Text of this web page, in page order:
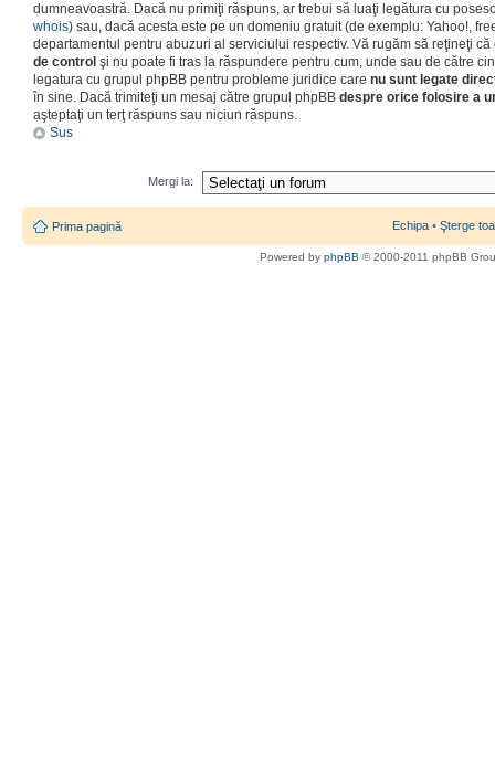
dumneavoastră. Dacă nu primiţi răspuns, ar trebui să luaţi legătura cu
whois) sau, dacă acesta este pe un domeniu gratuit (de exemplu: Yahoo!,
departamentul pentru abuzuri al serviciului respectiv. Vă rugăm să reţineţi
de control şi nu poate fi tras la răspundere pentru cum, unde sau de către
legatura cu grupul phpBB pentru probleme juridice care nu sunt legate
în sine. Dacă trimiteţi un mesaj către grupul phpBB despre orice folosire a
aşteptaţi un terţ răspuns sau niciun răspuns.
Sus
Mergi la:
Prima pagină Echipa • Şterge
Powered by phpBB © 2000-2011 phpBB